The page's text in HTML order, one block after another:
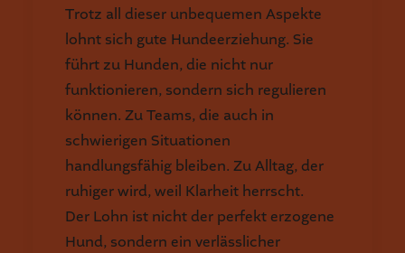
Trotz all dieser unbequemen Aspekte
lohnt sich gute Hundeerziehung. Sie
führt zu Hunden, die nicht nur
funktionieren, sondern sich regulieren
können. Zu Teams, die auch in
schwierigen Situationen
handlungsfähig bleiben. Zu Alltag, der
ruhiger wird, weil Klarheit herrscht.
Der Lohn ist nicht der perfekt erzogene
Hund, sondern ein verlässlicher